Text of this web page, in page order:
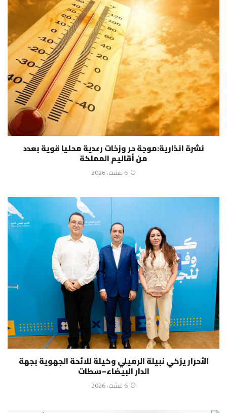
نشرة انذارية:موجة حر وزخات رعدية محليا قوية بعدد
من أقاليم المملكة
6 غشت، 2026
الأحرار يزكي نبيلة الرميلي وكيلةً للائحة الجهوية بجهة
الدار البيضاء–سطات
6 غشت، 2026